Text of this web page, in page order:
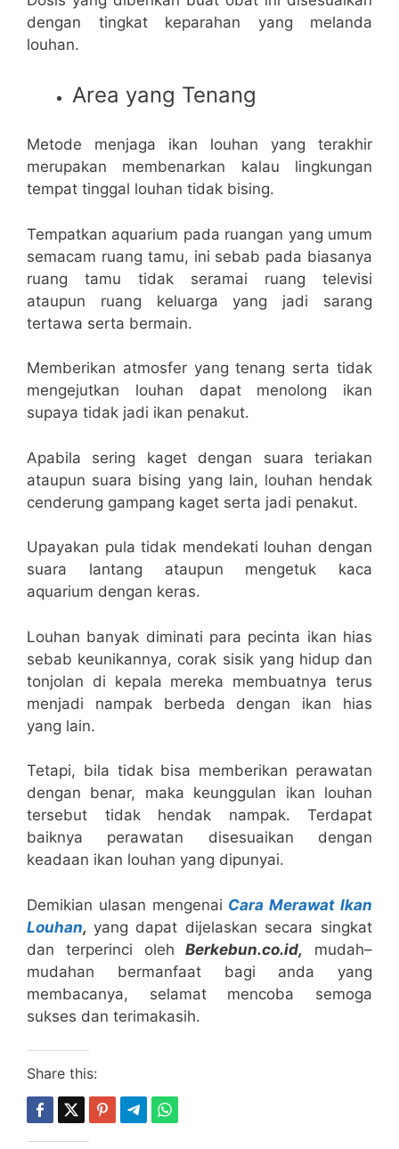
dengan tingkat keparahan yang melanda
louhan.
Area yang Tenang
Metode menjaga ikan louhan yang terakhir
merupakan membenarkan kalau lingkungan
tempat tinggal louhan tidak bising.
Tempatkan aquarium pada ruangan yang umum
semacam ruang tamu, ini sebab pada biasanya
ruang tamu tidak seramai ruang televisi
ataupun ruang keluarga yang jadi sarang
tertawa serta bermain.
Memberikan atmosfer yang tenang serta tidak
mengejutkan louhan dapat menolong ikan
supaya tidak jadi ikan penakut.
Apabila sering kaget dengan suara teriakan
ataupun suara bising yang lain, louhan hendak
cenderung gampang kaget serta jadi penakut.
Upayakan pula tidak mendekati louhan dengan
suara lantang ataupun mengetuk kaca
aquarium dengan keras.
Louhan banyak diminati para pecinta ikan hias
sebab keunikannya, corak sisik yang hidup dan
tonjolan di kepala mereka membuatnya terus
menjadi nampak berbeda dengan ikan hias
yang lain.
Tetapi, bila tidak bisa memberikan perawatan
dengan benar, maka keunggulan ikan louhan
tersebut tidak hendak nampak. Terdapat
baiknya perawatan disesuaikan dengan
keadaan ikan louhan yang dipunyai.
Demikian ulasan mengenai Cara Merawat Ikan
Louhan, yang dapat dijelaskan secara singkat
dan terperinci olehBerkebun.co.id, mudah–
mudahan bermanfaat bagi anda yang
membacanya, selamat mencoba semoga
sukses dan terimakasih.
Share this: